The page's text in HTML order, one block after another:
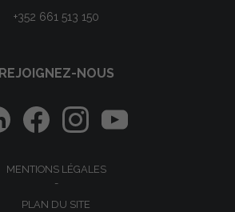
+352 661 513 150
REJOIGNEZ-NOUS
MENTIONS LÉGALES
PLAN DU SITE